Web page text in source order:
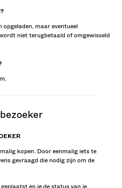
maar eventueel
niet terugbetaald of omgewisseld
kopen. Door eenmalig iets te
gevraagd die nodig zijn om de